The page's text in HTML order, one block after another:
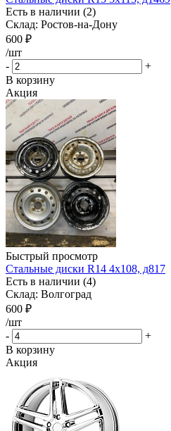
Есть в наличии (2)
Склад: Ростов-на-Дону
600 ₽
/шт
-
+
В корзину
Акция
Быстрый просмотр
Стальные диски R14 4x108, д817
Есть в наличии (4)
Склад: Волгоград
600 ₽
/шт
-
+
В корзину
Акция